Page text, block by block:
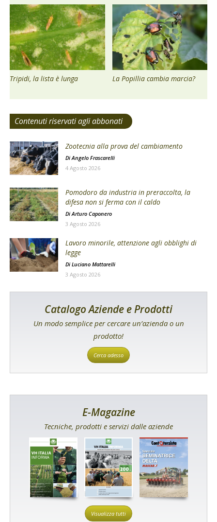
Tripidi, la lista è lunga La Popillia cambia marcia?
Contenuti riservati agli abbonati
Zootecnia alla prova del cambiamento
DiAngelo Frascarelli
4 Agosto 2026
Pomodoro da industria in preraccolta, la
difesa non si ferma con il caldo
Di Arturo Caponero
3 Agosto 2026
Lavoro minorile, attenzione agli obblighi di
legge
Di Luciano Mattarelli
3 Agosto 2026
Catalogo Aziende e Prodotti
Un modo semplice per cercare un’azienda o un
prodotto!
Cerca adesso
E-Magazine
Tecniche, prodotti e servizi dalle aziende
Visualizza tutti